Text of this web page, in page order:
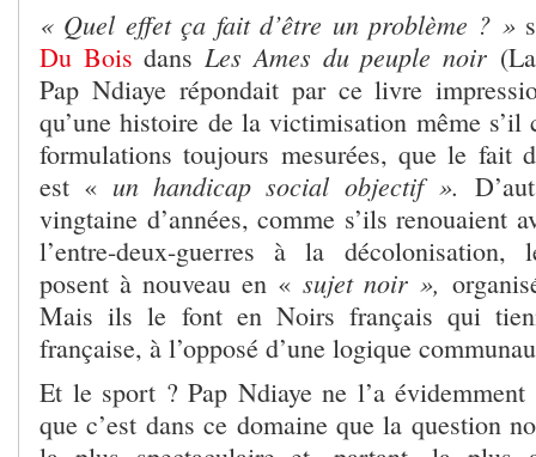
« Quel effet ça fait d’être un problème ? »
Du Bois dansLes Ames du peuple noir
Pap Ndiaye répondait par ce livre
qu’une histoire de la victimisation même s’il
formulations toujours mesurées, que le fait
est « un handicap social objectif ».
vingtaine d’années, comme s’ils renouaient
l’entre-deux-guerres à la décolonisation,
posent à nouveau en « sujet noir »,
Mais ils le font en Noirs français qui
française, à l’opposé d’une logique
Et le sport ? Pap Ndiaye ne l’a évidemment
que c’est dans ce domaine que la question